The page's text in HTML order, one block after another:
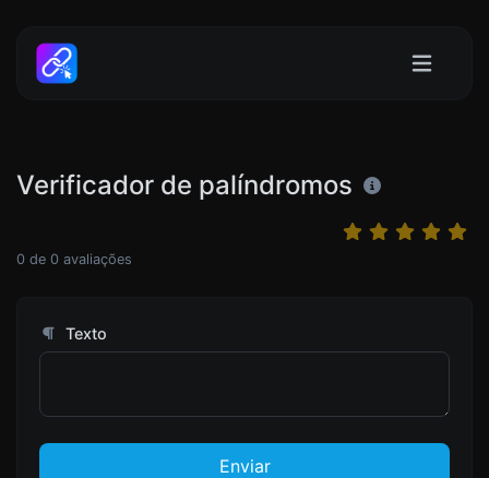
Verificador de palíndromos
0 de 0 avaliações
Texto
Enviar